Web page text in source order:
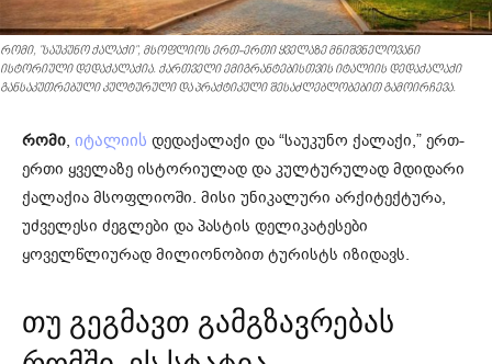
რომი, "საუკუნო ქალაქი", მსოფლიოს ერთ-ერთი ყველაზე მნიშვნელოვანი
ისტორიული დედაქალაქია. ქართველი ემიგრანტებისთვის იტალიის დედაქალაქი
განსაკუთრებული კულტურული და პრაქტიკული შესაძლებლობებით გამოირჩევა.
რომი, იტალიის დედაქალაქი და “საუკუნო ქალაქი,” ერთ-
ერთი ყველაზე ისტორიულად და კულტურულად მდიდარი
ქალაქია მსოფლიოში. მისი უნიკალური არქიტექტურა,
უძველესი ძეგლები და პასტის დელიკატესები
ყოველწლიურად მილიონობით ტურისტს იზიდავს.
თუ გეგმავთ გამგზავრებას